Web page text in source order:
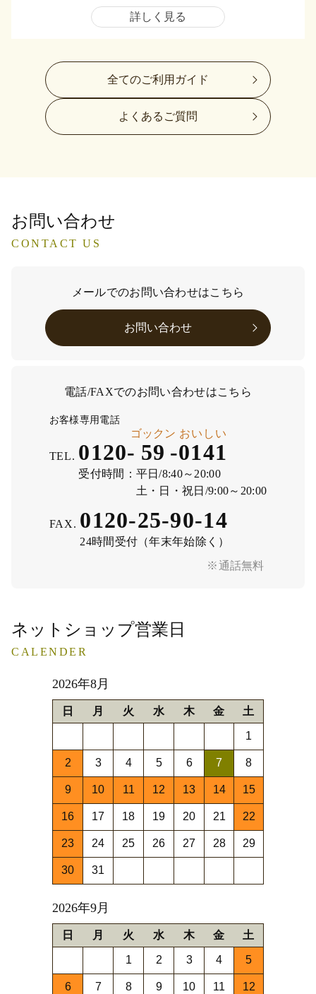
詳しく見る
全てのご利用ガイド
よくあるご質問
お問い合わせ
CONTACT US
メールでのお問い合わせはこちら
お問い合わせ
電話/FAXでのお問い合わせはこちら
※通話無料
お客様専用電話
TEL. 0120- 59
ゴックン
-0141
おいしい
受付時間： 平日/8:40～20:00
土・日・祝日/9:00～20:00
FAX. 0120-25-90-14
24時間受付（年末年始除く）
ネットショップ営業日
CALENDER
2026年8月
日 月 火 水 木 金 土
1
2 3 4 5 6 7 8
9 10 11 12 13 14 15
16 17 18 19 20 21 22
23 24 25 26 27 28 29
30 31
2026年9月
日 月 火 水 木 金 土
1 2 3 4 5
6 7 8 9 10 11 12